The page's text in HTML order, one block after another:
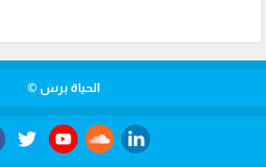
الحياة برس ©